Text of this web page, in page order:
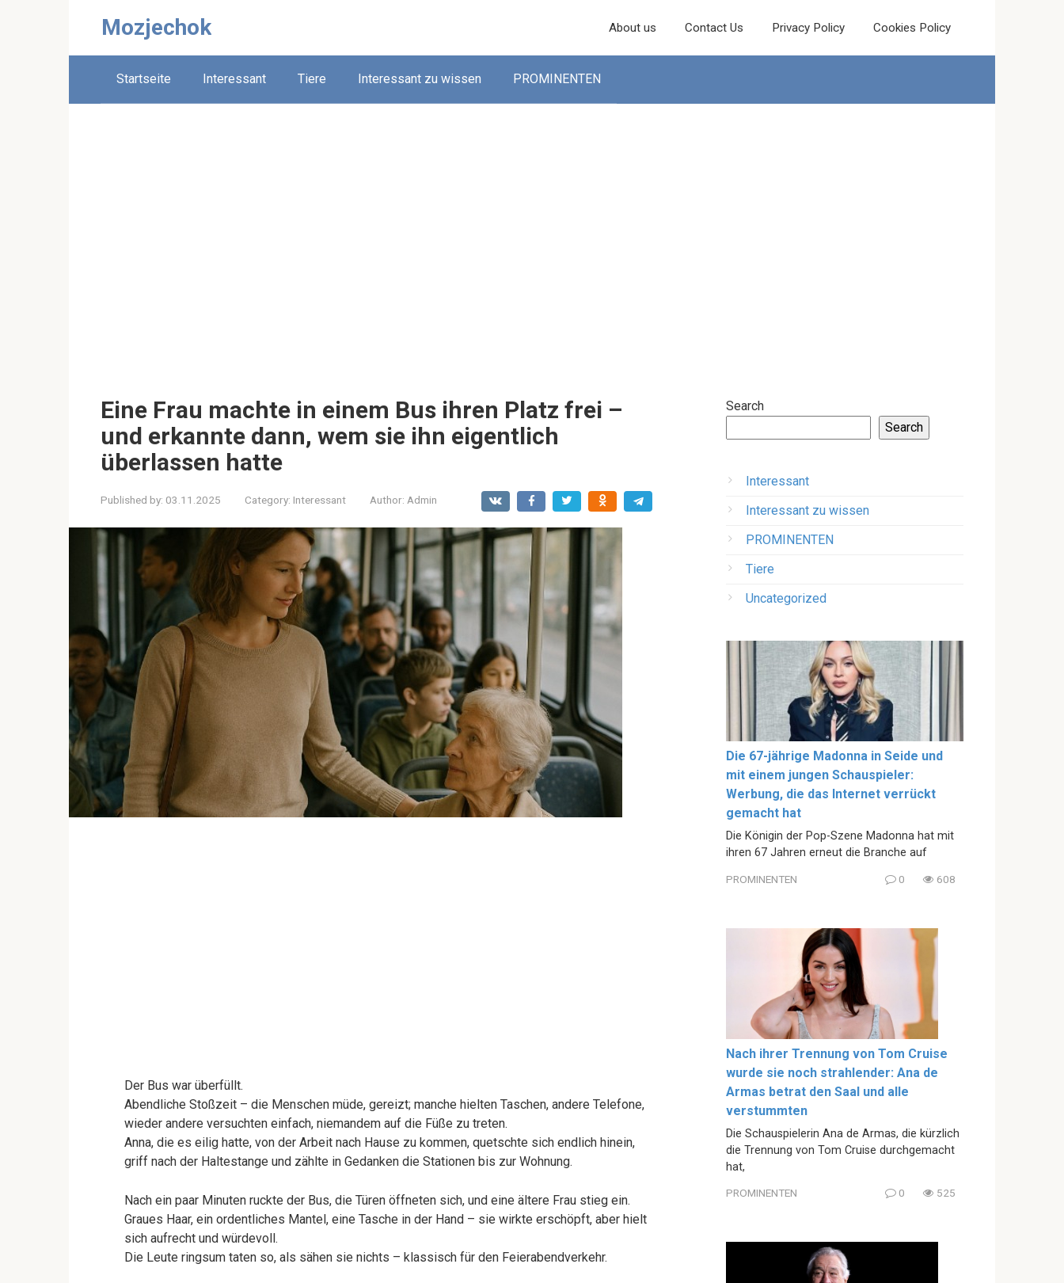
Mozjechok About us Contact Us Privacy Policy Cookies Policy
Startseite Interessant Tiere Interessant zu wissen PROMINENTEN
Eine Frau machte in einem Bus ihren Platz frei –
und erkannte dann, wem sie ihn eigentlich
überlassen hatte
Published by: 03.11.2025 Category: Interessant Author: Admin
Der Bus war überfüllt.
Abendliche Stoßzeit – die Menschen müde, gereizt; manche hielten Taschen, andere Telefone,
wieder andere versuchten einfach, niemandem auf die Füße zu treten.
Anna, die es eilig hatte, von der Arbeit nach Hause zu kommen, quetschte sich endlich hinein,
griff nach der Haltestange und zählte in Gedanken die Stationen bis zur Wohnung.
Nach ein paar Minuten ruckte der Bus, die Türen öffneten sich, und eine ältere Frau stieg ein.
Graues Haar, ein ordentliches Mantel, eine Tasche in der Hand – sie wirkte erschöpft, aber hielt
sich aufrecht und würdevoll.
Die Leute ringsum taten so, als sähen sie nichts – klassisch für den Feierabendverkehr.
Search
Search
Interessant
Interessant zu wissen
PROMINENTEN
Tiere
Uncategorized
Die 67-jährige Madonna in Seide und
mit einem jungen Schauspieler:
Werbung, die das Internet verrückt
gemacht hat
Die Königin der Pop-Szene Madonna hat mit
ihren 67 Jahren erneut die Branche auf
PROMINENTEN 0 608
Nach ihrer Trennung von Tom Cruise
wurde sie noch strahlender: Ana de
Armas betrat den Saal und alle
verstummten
Die Schauspielerin Ana de Armas, die kürzlich
die Trennung von Tom Cruise durchgemacht
hat,
PROMINENTEN 0 525